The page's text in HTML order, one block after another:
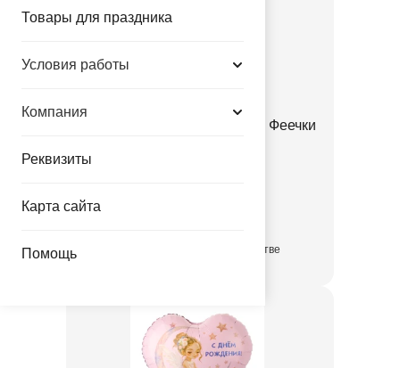
Товары для праздника
Условия работы
Компания
Реквизиты
Карта сайта
Помощь
Мыл пузыри Мини Палочка Феечки
в достаточном количестве